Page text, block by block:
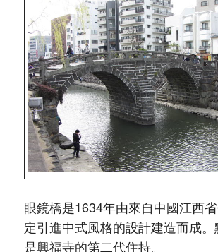
眼鏡橋是1634年由來自中國江西
定引進中式風格的設計建造而成
是興福寺的第二代住持。